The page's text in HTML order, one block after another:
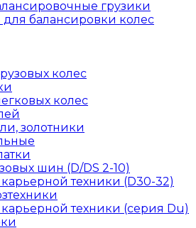
грузики
балансировки колес
колес
колес
золотники
шин (D/DS 2-10)
техники (D30-32)
техники (серия Du)